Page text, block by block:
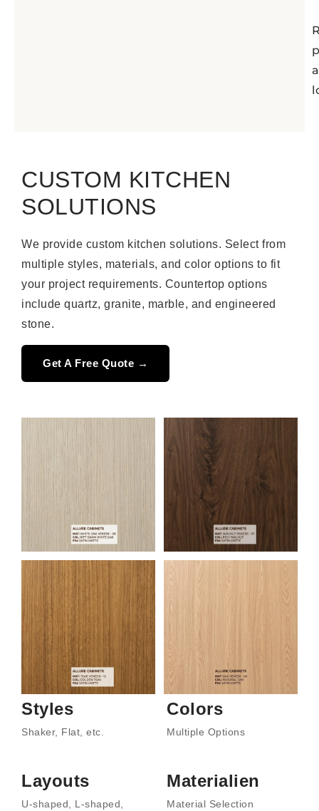
CUSTOM KITCHEN
SOLUTIONS
We provide custom kitchen solutions. Select from
multiple styles, materials, and color options to fit
your project requirements. Countertop options
include quartz, granite, marble, and engineered
stone.
Get A Free Quote →
Styles
Shaker, Flat, etc.
Colors
Multiple Options
Layouts
U-shaped, L-shaped,
Materialien
Material Selection